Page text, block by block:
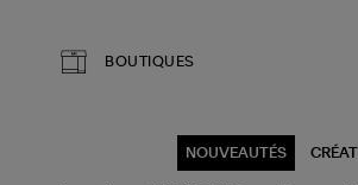
BOUTIQUES
NOUVEAUTÉS